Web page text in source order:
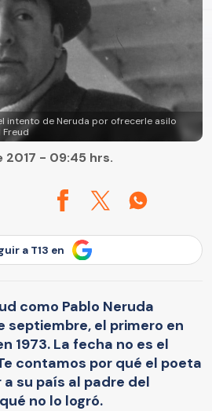
intento de Neruda por ofrecerle asilo
Freud
2017 - 09:45 hrs.
a T13 en
como Pablo Neruda
septiembre, el primero en
1973. La fecha no es el
contamos por qué el poeta
su país al padre del
no lo logró.